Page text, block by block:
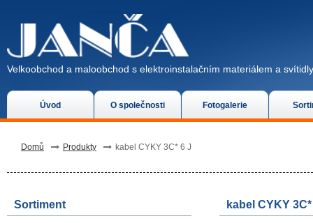
Úvod O společnosti Fotogalerie
Velkoobchod a maloobchod s elektroinstalačním materiálem a
Domů Produkty kabel CYKY 3C* 6 J
Sortiment kabel CYKY